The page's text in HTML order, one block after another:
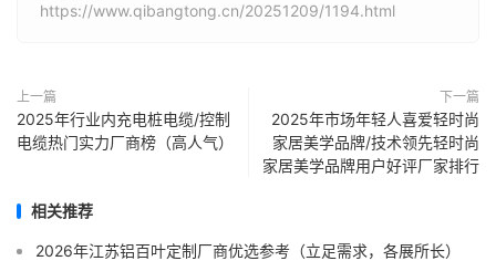
https://www.qibangtong.cn/20251209/1194.html
上一篇
2025年行业内充电桩电缆/控制
电缆热门实力厂商榜（高人气）
下一篇
2025年市场年轻人喜爱轻时尚
家居美学品牌/技术领先轻时尚
家居美学品牌用户好评厂家排行
相关推荐
2026年江苏铝百叶定制厂商优选参考（立足需求，各展所长）